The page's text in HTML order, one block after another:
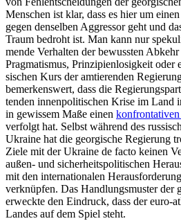
Menschen ist klar, dass es hier um
gegen denselben Aggressor geht und
Traum bedroht ist. Man kann nur
mende Verhalten der bewussten
Pragma­tismus, Prinzi­pi­en­lo­sigkeit oder
si­schen Kurs der amtie­renden
bemer­kenswert, dass die
tenden innen­po­li­ti­schen Krise im Land
in gewissem Maße einen
verfolgt hat. Selbst während des
Ukraine hat die georgische Regierung
Ziele mit der Ukraine de facto keinen
außen- und sicher­heits­po­li­ti­schen
mit den inter­na­tio­nalen
verknüpfen. Das Handlungs­muster der
erweckte den Eindruck, dass der euro-
Landes auf dem Spiel steht.